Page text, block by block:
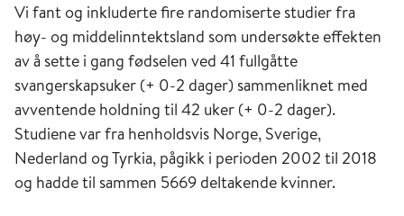
Vi fant og inkluderte fire randomiserte studier fra
høy- og middelinntektsland som undersøkte effekten
av å sette i gang fødselen ved 41 fullgåtte
svangerskapsuker (+ 0-2 dager) sammenliknet med
avventende holdning til 42 uker (+ 0-2 dager).
Studiene var fra henholdsvis Norge, Sverige,
Nederland og Tyrkia, pågikk i perioden 2002 til 2018
og hadde til sammen 5669 deltakende kvinner.